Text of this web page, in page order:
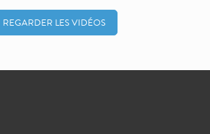
REGARDER LES VIDÉOS